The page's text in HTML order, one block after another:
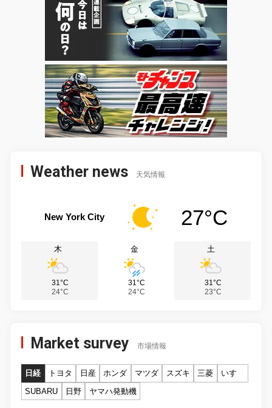
Weather news 天気情報
New York City 27°C
木
31°C
24°C
金
31°C
24°C
土
31°C
23°C
Market survey 市場情報
日経 トヨタ 日産 ホンダ マツダ スズキ 三菱
いすゞ
SUBARU
日野 ヤマハ発動機